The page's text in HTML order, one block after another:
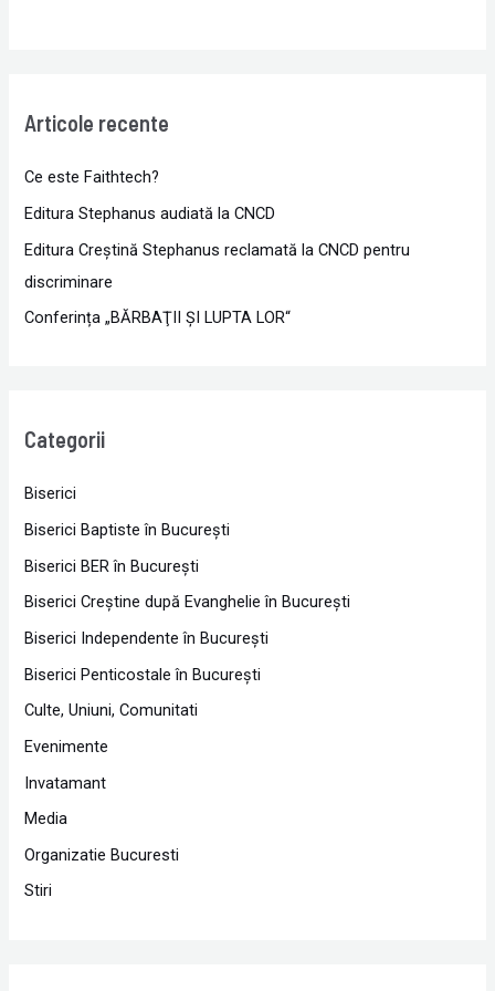
Articole recente
Ce este Faithtech?
Editura Stephanus audiată la CNCD
Editura Creștină Stephanus reclamată la CNCD pentru
discriminare
Conferința „BĂRBAŢII ŞI LUPTA LOR“
Categorii
Biserici
Biserici Baptiste în Bucureşti
Biserici BER în Bucureşti
Biserici Creştine după Evanghelie în Bucureşti
Biserici Independente în Bucureşti
Biserici Penticostale în Bucureşti
Culte, Uniuni, Comunitati
Evenimente
Invatamant
Media
Organizatie Bucuresti
Stiri